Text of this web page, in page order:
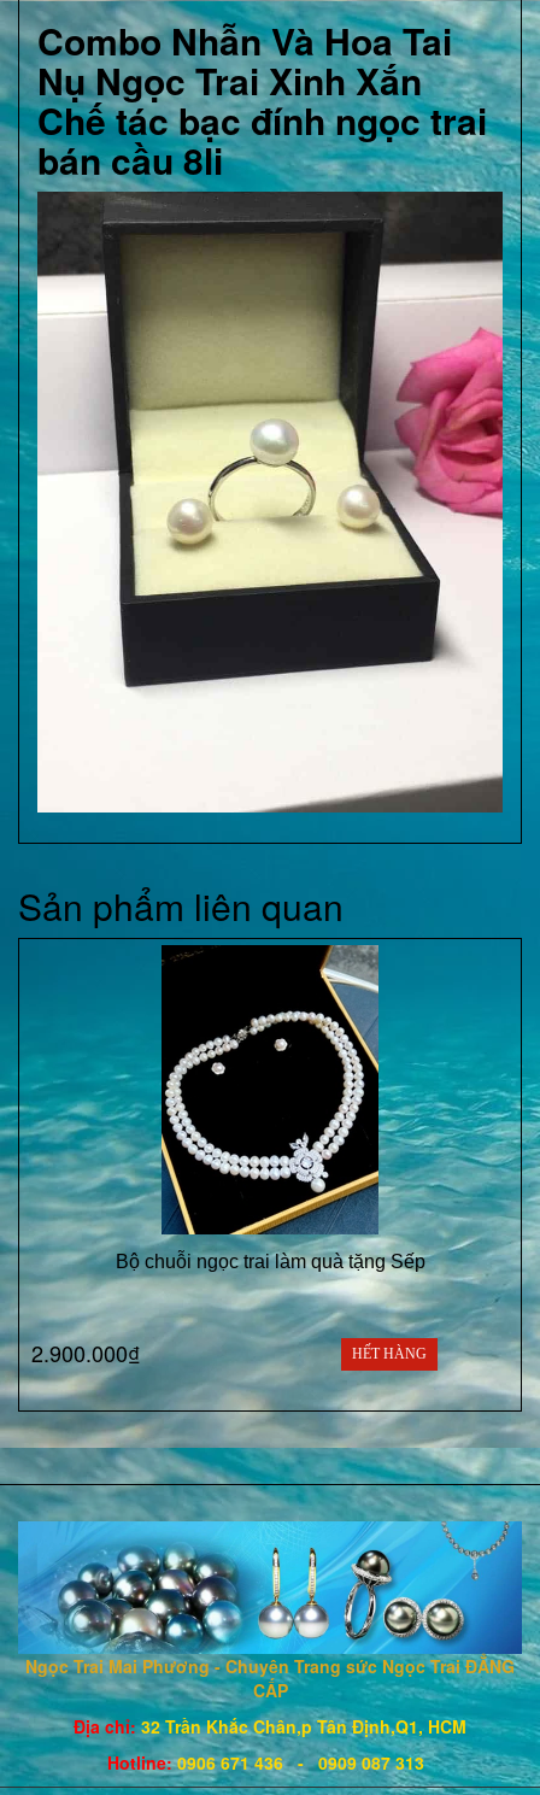
Combo Nhẫn Và Hoa Tai
Nụ Ngọc Trai Xinh Xắn
Chế tác bạc đính ngọc trai
bán cầu 8li
Sản phẩm liên quan
Bộ chuỗi ngọc trai làm quà tặng Sếp
2.900.000₫ HẾT HÀNG
Ngọc Trai Mai Phương - Chuyên Trang sức Ngọc Trai ĐẲNG
CẤP
Địa chỉ: 32 Trần Khắc Chân,p Tân Định,Q1, HCM
Hotline: 0906 671436- 0909 087 313